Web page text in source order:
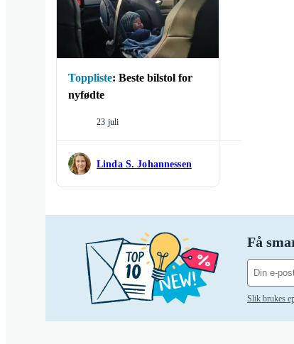
Toppliste: Beste bilstol for
nyfødte
23 juli
Linda S. Johannessen
Få
Slik brukes